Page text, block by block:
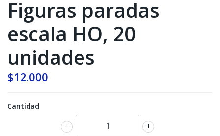
Figuras paradas
escala HO, 20
unidades
$12.000
Cantidad
+
-